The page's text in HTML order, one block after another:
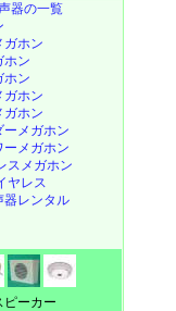
器の一覧
ガホン
ホン
ホン
ガホン
ガホン
ーメガホン
ーメガホン
スメガホン
ヤレス
器レンタル
ピーカー